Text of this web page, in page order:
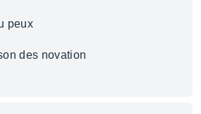
peux
des novation